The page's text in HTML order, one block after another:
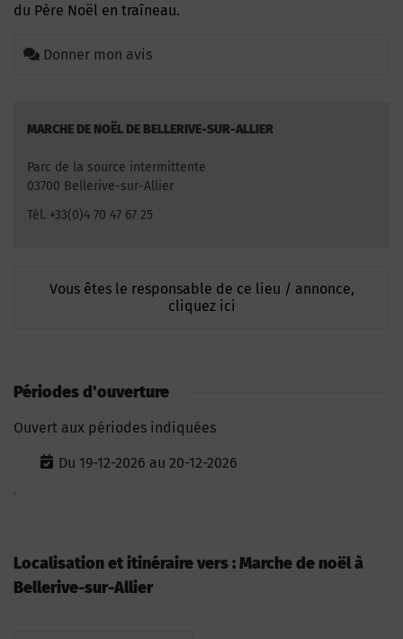
du Père Noël en traîneau.
Donner mon avis
MARCHE DE NOËL DE BELLERIVE-SUR-ALLIER
Parc de la source intermittente
03700 Bellerive-sur-Allier
Tél. +33(0)4 70 47 67 25
Vous êtes le responsable de ce lieu / annonce,
cliquez ici
Périodes d'ouverture
Ouvert aux périodes indiquées
Du 19-12-2026 au 20-12-2026
.
Localisation et itinéraire vers : Marche de noël à
Bellerive-sur-Allier